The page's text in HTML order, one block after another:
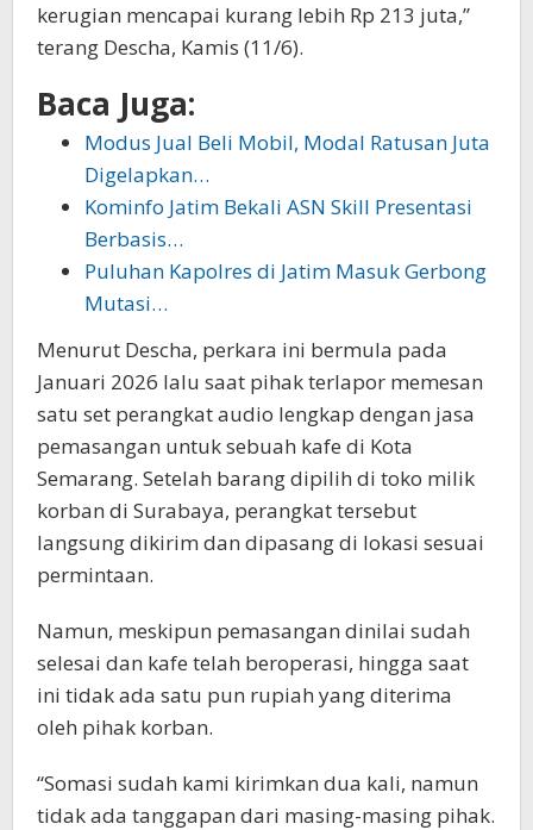
kerugian mencapai kurang lebih Rp 213 juta,”
terang Descha, Kamis (11/6).
Baca Juga:
Modus Jual Beli Mobil, Modal Ratusan Juta
Digelapkan…
Kominfo Jatim Bekali ASN Skill Presentasi
Berbasis…
Puluhan Kapolres di Jatim Masuk Gerbong
Mutasi…
Menurut Descha, perkara ini bermula pada
Januari 2026 lalu saat pihak terlapor memesan
satu set perangkat audio lengkap dengan jasa
pemasangan untuk sebuah kafe di Kota
Semarang. Setelah barang dipilih di toko milik
korban di Surabaya, perangkat tersebut
langsung dikirim dan dipasang di lokasi sesuai
permintaan.
Namun, meskipun pemasangan dinilai sudah
selesai dan kafe telah beroperasi, hingga saat
ini tidak ada satu pun rupiah yang diterima
oleh pihak korban.
“Somasi sudah kami kirimkan dua kali, namun
tidak ada tanggapan dari masing-masing pihak.